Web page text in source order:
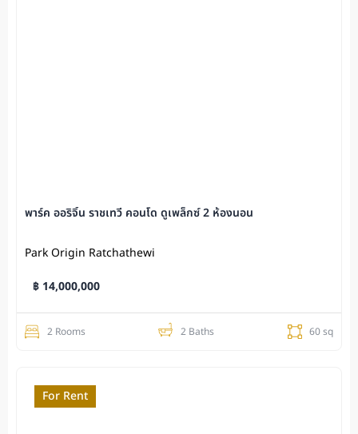
พาร์ค ออริจิ้น ราชเทวี คอนโด ดูเพล็กซ์ 2 ห้องนอน
Park Origin Ratchathewi
฿ 14,000,000
2 Rooms 2 Baths 60 sq
For Rent